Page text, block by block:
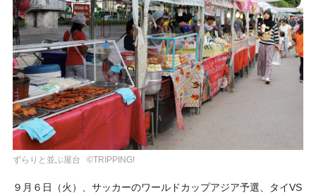
ずらりと並ぶ屋台 ©TRIPPING!
９月６日（火）、サッカーのワールドカップアジア予選、タイVS